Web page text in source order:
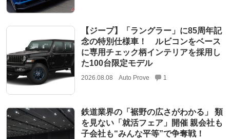
【ジープ】「ラングラー」に85周年記
念の特別仕様車！ ルビコンをベース
に専用チェック柄インテリアを採用し
た100台限定モデル
2026.08.08 Auto Prove 1
鉄道業界の「裾野の広さがわかる」 類
を見ない「就活フェア」開催 親会社も
子会社も“みんな平等”で争奪戦！